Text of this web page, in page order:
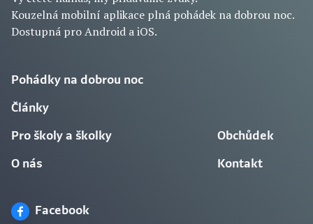
Kouzelná mobilní aplikace plná pohádek na dobrou noc.
Dostupná pro Android a iOS.
Pohádky na dobrou noc
Články
Pro školy a školky
O nás
Obchůdek
Kontakt
Facebook